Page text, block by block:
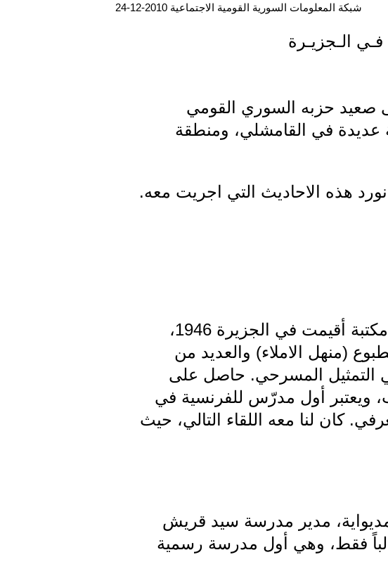
شبكة المعلومات السورية القومية الاجتماعية 2010-12-24
فـي الـجزيـرة
صعيد حزبه السوري القومي
عديدة في القامشلي، ومنطقة
هذه الاحاديث التي اجريت معه.
أنيس مديواية (مواليد 1926 مدينة اسكندرونة) هو صاحب أول مكتبة أقيمت في الجزيرة 1946،
(منهل الاملاء) والعديد من
في التمثيل المسرحي. حاصل على
ويعتبر أول مدرّس للفرنسية في
كان لنا معه اللقاء التالي، حيث
مدير مدرسة سيد قريش
طالباً فقط، وهي أول مدرسة رسمية